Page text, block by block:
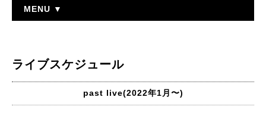
MENU ▼
ライブスケジュール
past live(2022年1月〜)